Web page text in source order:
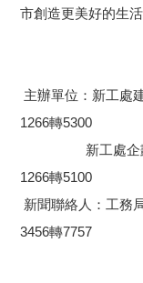
市創造更美好的生活
主辦單位：新工處
1266轉5300
新工處企劃科
1266轉5100
新聞聯絡人：工務
3456轉7757